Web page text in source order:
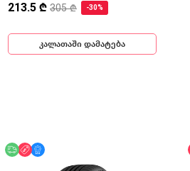
213.5 ₾ 305 ₾ -30%
კალათაში დამატება
უფასო მიწოდება
ფასდაკლება